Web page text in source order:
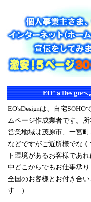
EO’ｓDesign
EO'sDesignは、自宅SOHO
ムページ作成業者です。
営業地域は茂原市、一宮
などですがご近所様でな
ト環境があるお客様であ
中どこからでもお仕事承
全国のお客様とお付き合
す！）